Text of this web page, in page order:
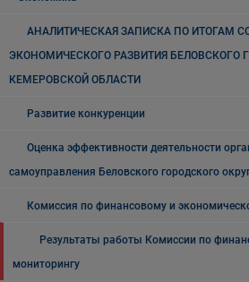
АНАЛИТИЧЕСКАЯ ЗАПИСКА ПО ИТОГАМ
ЭКОНОМИЧЕСКОГО РАЗВИТИЯ БЕЛОВСКОГО
КЕМЕРОВСКОЙ ОБЛАСТИ
Развитие конкуренции
Оценка эффективности деятельности
самоуправления Беловского городского
Комиссия по финансовому и
Результаты работы Комиссии по
мониторингу